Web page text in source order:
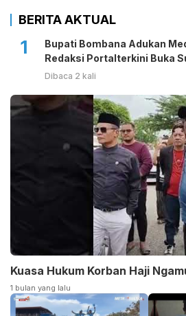
BERITA AKTUAL
1
Bupati Bombana Adukan
Redaksi Portalterkini Buka
Dibaca 2 kali
Kuasa Hukum Korban Haji
1 bulan yang lalu